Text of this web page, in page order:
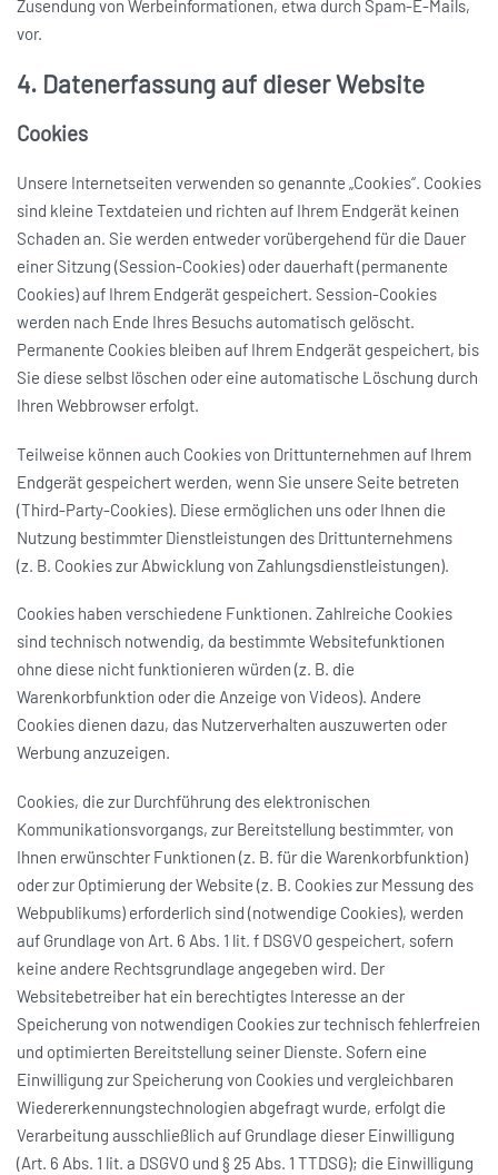
Zusendung von Werbeinformationen, etwa durch Spam-E-Mails,
vor.
4. Datenerfassung auf dieser Website
Cookies
Unsere Internetseiten verwenden so genannte „Cookies“. Cookies
sind kleine Textdateien und richten auf Ihrem Endgerät keinen
Schaden an. Sie werden entweder vorübergehend für die Dauer
einer Sitzung (Session-Cookies) oder dauerhaft (permanente
Cookies) auf Ihrem Endgerät gespeichert. Session-Cookies
werden nach Ende Ihres Besuchs automatisch gelöscht.
Permanente Cookies bleiben auf Ihrem Endgerät gespeichert, bis
Sie diese selbst löschen oder eine automatische Löschung durch
Ihren Webbrowser erfolgt.
Teilweise können auch Cookies von Drittunternehmen auf Ihrem
Endgerät gespeichert werden, wenn Sie unsere Seite betreten
(Third-Party-Cookies). Diese ermöglichen uns oder Ihnen die
Nutzung bestimmter Dienstleistungen des Drittunternehmens
(z. B. Cookies zur Abwicklung von Zahlungsdienstleistungen).
Cookies haben verschiedene Funktionen. Zahlreiche Cookies
sind technisch notwendig, da bestimmte Websitefunktionen
ohne diese nicht funktionieren würden (z. B. die
Warenkorbfunktion oder die Anzeige von Videos). Andere
Cookies dienen dazu, das Nutzerverhalten auszuwerten oder
Werbung anzuzeigen.
Cookies, die zur Durchführung des elektronischen
Kommunikationsvorgangs, zur Bereitstellung bestimmter, von
Ihnen erwünschter Funktionen (z. B. für die Warenkorbfunktion)
oder zur Optimierung der Website (z. B. Cookies zur Messung des
Webpublikums) erforderlich sind (notwendige Cookies), werden
auf Grundlage von Art. 6 Abs. 1 lit. f DSGVO gespeichert, sofern
keine andere Rechtsgrundlage angegeben wird. Der
Websitebetreiber hat ein berechtigtes Interesse an der
Speicherung von notwendigen Cookies zur technisch fehlerfreien
und optimierten Bereitstellung seiner Dienste. Sofern eine
Einwilligung zur Speicherung von Cookies und vergleichbaren
Wiedererkennungstechnologien abgefragt wurde, erfolgt die
Verarbeitung ausschließlich auf Grundlage dieser Einwilligung
(Art. 6 Abs. 1 lit. a DSGVO und § 25 Abs. 1 TTDSG); die Einwilligung